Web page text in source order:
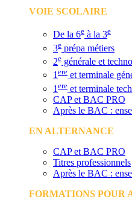
VOIE SCOLAIRE
De la 6e à la 3e
3e prépa métiers
2e générale et
1 ere et terminale
1 ere et terminale
CAP et BAC PRO
Après le BAC :
EN ALTERNANCE
CAP et BAC PRO
Titres professionnels
Après le BAC :
FORMATIONS POUR